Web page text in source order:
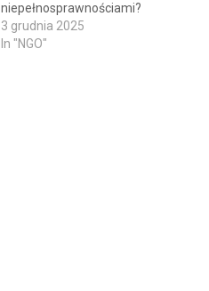
niepełnosprawnościami?
3 grudnia 2025
In "NGO"